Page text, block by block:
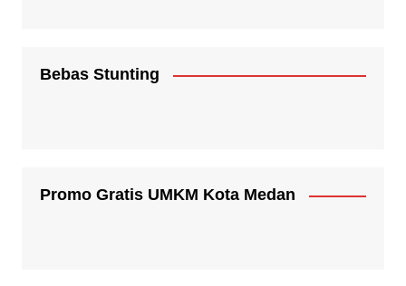
Bebas Stunting
Promo Gratis UMKM Kota Medan